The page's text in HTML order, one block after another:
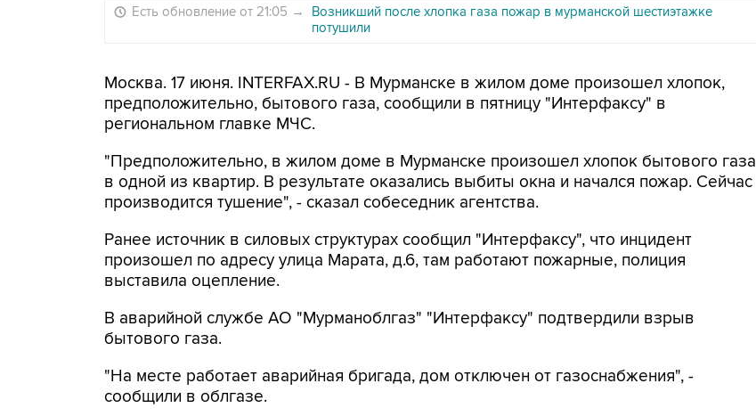
Есть обновление от 21:05 →
Возникший после хлопка газа пожар в мурманской шестиэтажке
потушили
Москва. 17 июня. INTERFAX.RU - В Мурманске в жилом доме произошел хлопок,
предположительно, бытового газа, сообщили в пятницу "Интерфаксу" в
региональном главке МЧС.
"Предположительно, в жилом доме в Мурманске произошел хлопок бытового газа
в одной из квартир. В результате оказались выбиты окна и начался пожар. Сейчас
производится тушение", - сказал собеседник агентства.
Ранее источник в силовых структурах сообщил "Интерфаксу", что инцидент
произошел по адресу улица Марата, д.6, там работают пожарные, полиция
выставила оцепление.
В аварийной службе АО "Мурманоблгаз" "Интерфаксу" подтвердили взрыв
бытового газа.
"На месте работает аварийная бригада, дом отключен от газоснабжения", -
сообщили в облгазе.